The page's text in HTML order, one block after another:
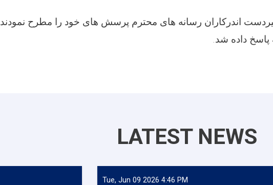
اندرکاران رسانه های محترم پرسش های خود را مطرح نمودند
پاسخ داده شد.
LATEST NEWS
Tue, Jun 09 2026 4:46 PM